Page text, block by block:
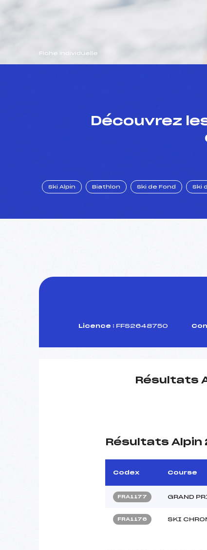
Fiche individuelle
Découvrez
Ski Alpin Biathlon Ski de Fond Ski
Licence : FFS2648750
Résultats
Résultats Alpin
Codex Course
FRA1177 GRAND
FRA1176 SKI